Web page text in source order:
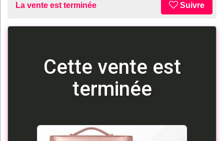
La vente est terminée Suivre
Cette vente est
terminée